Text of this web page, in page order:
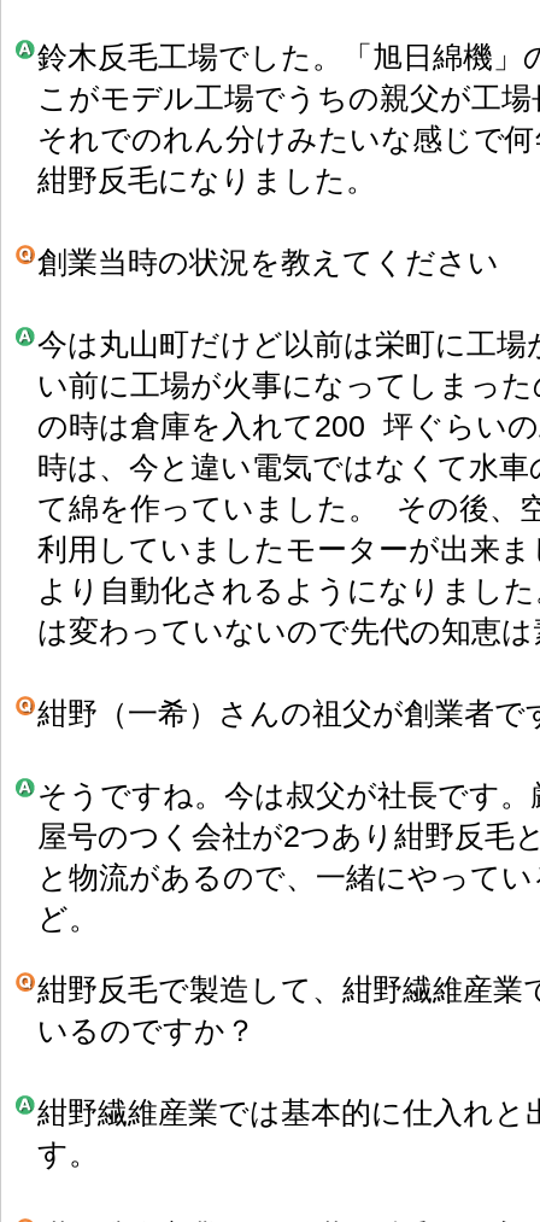
鈴木反毛工場でした。「旭日綿機
こがモデル工場でうちの親父が工
それでのれん分けみたいな感じで
紺野反毛になりました。
創業当時の状況を教えてください
今は丸山町だけど以前は栄町に工
い前に工場が火事になってしまっ
の時は倉庫を入れて200 坪ぐらい
時は、今と違い電気ではなくて水
て綿を作っていました。 その後、
利用していましたモーターが出来
より自動化されるようになりまし
は変わっていないので先代の知恵
紺野（一希）さんの祖父が創業者で
そうですね。今は叔父が社長です
屋号のつく会社が2つあり紺野反毛
と物流があるので、一緒にやって
ど。
紺野反毛で製造して、紺野繊維産業
いるのですか？
紺野繊維産業では基本的に仕入れ
す。